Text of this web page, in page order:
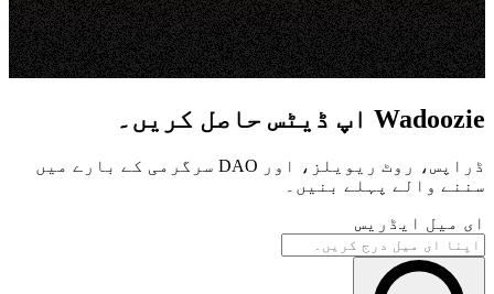
Wadoozie اپ ڈیٹس حاصل کریں۔
ڈراپس، روٹ ریویلز، اور DAO سرگرمی کے بارے میں
سننے والے پہلے بنیں۔
ای میل ایڈریس